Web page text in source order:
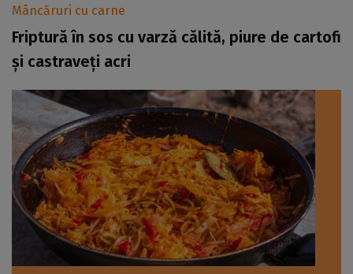
Mâncăruri cu carne
Friptură în sos cu varză călită, piure de cartofi
și castraveți acri